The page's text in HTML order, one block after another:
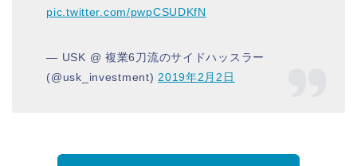
pic.twitter.com/pwpCSUDKfN
— USK @ 複業6刀流のサイドハッスラー
(@usk_investment)2019年2月2日